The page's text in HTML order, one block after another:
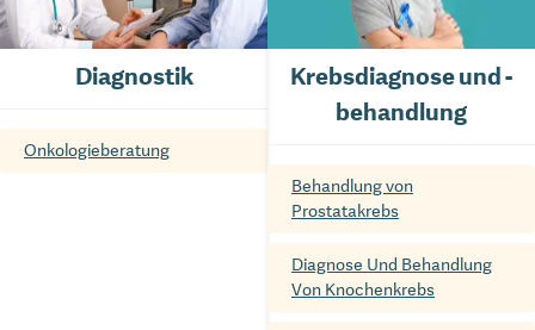
Diagnostik
Onkologieberatung
Krebsdiagnose und -
behandlung
Behandlung von
Prostatakrebs
Diagnose Und Behandlung
Von Knochenkrebs